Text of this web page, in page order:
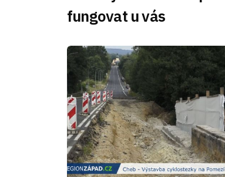
fungovat u vás